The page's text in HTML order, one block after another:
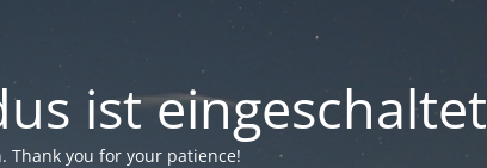
ist eingeschaltet
Thank you for your patience!